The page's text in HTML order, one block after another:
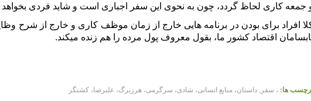
جمعه کاری لحاظ گردد، چون به نحوی این سفر اجباری است و شاید فردی بخواهد
افراد برای بودن در برنامه هایی خارج از زمان موظف کاری و خارج از شرح
اقتصاد کشور ما، بقول معروف پول مرده را هم زنده میکند.
ها: ، سفر داستان، منابع انسانی، شادی، سرگرمی، هرزبرگ، علیرضا، کشتگر